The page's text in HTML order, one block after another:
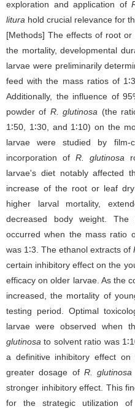
exploration and application of
litura hold crucial relevance for
[Methods] The effects of root
the mortality, developmental
larvae were preliminarily
feed with the mass ratios of
Additionally, the influence of
powder of R. glutinosa (the
1∶50, 1∶30, and 1∶10) on the
larvae were studied by film-
incorporation ofR. glutinosa
larvae's diet notably affected
increase of the root or leaf
higher larval mortality,
decreased body weight. The
occurred when the mass ratio
was 1∶3. The ethanol extracts of
certain inhibitory effect on the
efficacy on older larvae. As the
increased, the mortality of
testing period. Optimal
larvae were observed when
glutinosa to solvent ratio was
a definitive inhibitory effect on
greater dosage ofR. glutinosa
stronger inhibitory effect. This
for the strategic utilization